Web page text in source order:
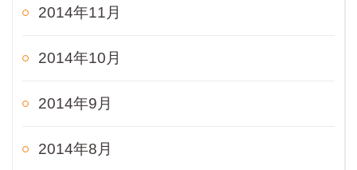
2014年11月
2014年10月
2014年9月
2014年8月